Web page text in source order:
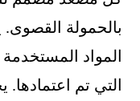
بالحمولة القصوى.
المواد
التي تم